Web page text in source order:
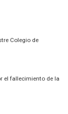
Colegio de
el fallecimiento de la